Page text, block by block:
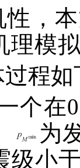
，
理模
程如
个
为
级小